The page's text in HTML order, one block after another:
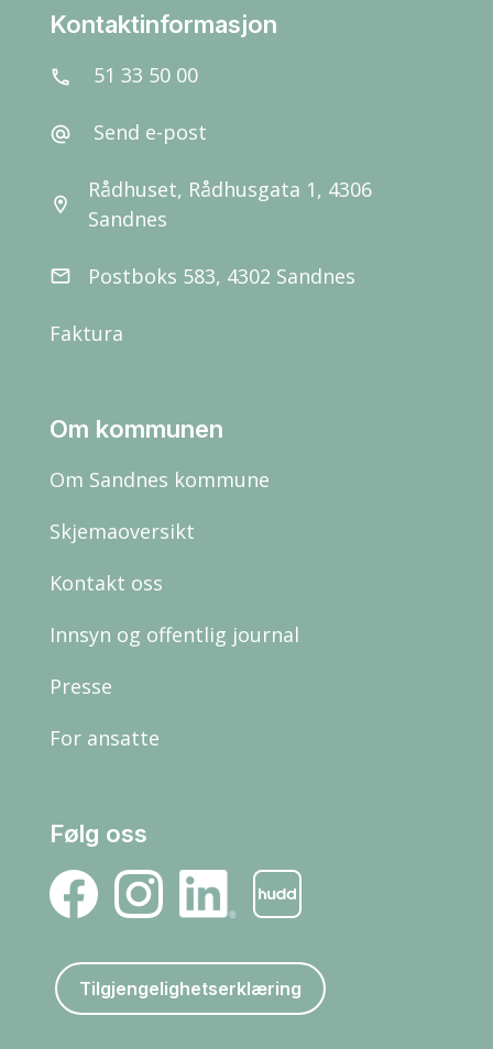
Kontaktinformasjon
call 51 33 50 00
alternate_email Send e-post
location_on
Rådhuset, Rådhusgata 1, 4306
Sandnes
email Postboks 583, 4302 Sandnes
Faktura
Om kommunen
Om Sandnes kommune
Skjemaoversikt
Kontakt oss
Innsyn og offentlig journal
Presse
For ansatte
Følg oss
Tilgjengelighetserklæring